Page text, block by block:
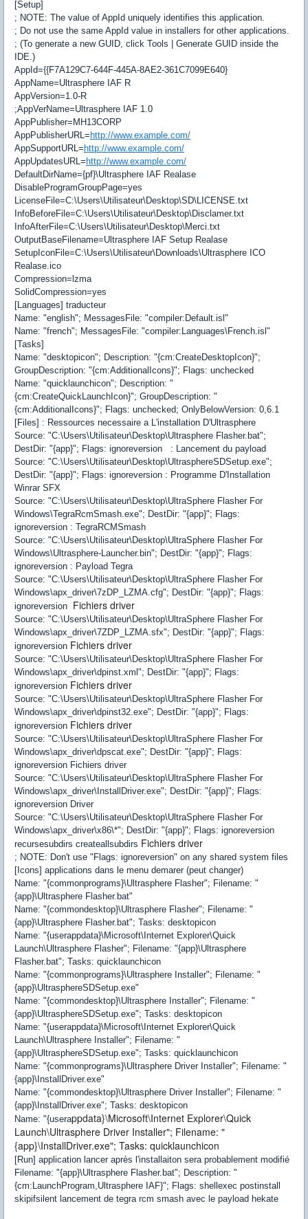
[Setup]
; NOTE: The value of AppId uniquely identifies this application.
; Do not use the same AppId value in installers for other applications.
; (To generate a new GUID, click Tools | Generate GUID inside the
IDE.)
AppId={{F7A129C7-644F-445A-8AE2-361C7099E640}
AppName=Ultrasphere IAF R
AppVersion=1.0-R
;AppVerName=Ultrasphere IAF 1.0
AppPublisher=MH13CORP
AppPublisherURL= http://www.example.com/
AppSupportURL= http://www.example.com/
AppUpdatesURL= http://www.example.com/
DefaultDirName={pf}\Ultrasphere IAF Realase
DisableProgramGroupPage=yes
LicenseFile=C:\Users\Utilisateur\Desktop\SD\LICENSE.txt
InfoBeforeFile=C:\Users\Utilisateur\Desktop\Disclamer.txt
InfoAfterFile=C:\Users\Utilisateur\Desktop\Merci.txt
OutputBaseFilename=Ultrasphere IAF Setup Realase
SetupIconFile=C:\Users\Utilisateur\Downloads\Ultrasphere ICO
Realase.ico
Compression=lzma
SolidCompression=yes
[Languages] traducteur
Name: "english"; MessagesFile: "compiler:Default.isl"
Name: "french"; MessagesFile: "compiler:Languages\French.isl"
[Tasks]
Name: "desktopicon"; Description: "{cm:CreateDesktopIcon}";
GroupDescription: "{cm:AdditionalIcons}"; Flags: unchecked
Name: "quicklaunchicon"; Description: "
{cm:CreateQuickLaunchIcon}"; GroupDescription: "
{cm:AdditionalIcons}"; Flags: unchecked; OnlyBelowVersion: 0,6.1
[Files] : Ressources necessaire a L'installation D'Ultrasphere
Source: "C:\Users\Utilisateur\Desktop\Ultrasphere Flasher.bat";
DestDir: "{app}"; Flags: ignoreversion : Lancement du payload
Source: "C:\Users\Utilisateur\Desktop\UltrasphereSDSetup.exe";
DestDir: "{app}"; Flags: ignoreversion : Programme D'Installation
Winrar SFX
Source: "C:\Users\Utilisateur\Desktop\UltraSphere Flasher For
Windows\TegraRcmSmash.exe"; DestDir: "{app}"; Flags:
ignoreversion : TegraRCMSmash
Source: "C:\Users\Utilisateur\Desktop\UltraSphere Flasher For
Windows\Ultrasphere-Launcher.bin"; DestDir: "{app}"; Flags:
ignoreversion : Payload Tegra
Source: "C:\Users\Utilisateur\Desktop\UltraSphere Flasher For
Windows\apx_driver\7zDP_LZMA.cfg"; DestDir: "{app}"; Flags:
ignoreversion Fichiers driver
Source: "C:\Users\Utilisateur\Desktop\UltraSphere Flasher For
Windows\apx_driver\7ZDP_LZMA.sfx"; DestDir: "{app}"; Flags:
ignoreversion Fichiers driver
Source: "C:\Users\Utilisateur\Desktop\UltraSphere Flasher For
Windows\apx_driver\dpinst.xml"; DestDir: "{app}"; Flags:
ignoreversion Fichiers driver
Source: "C:\Users\Utilisateur\Desktop\UltraSphere Flasher For
Windows\apx_driver\dpinst32.exe"; DestDir: "{app}"; Flags:
ignoreversion Fichiers driver
Source: "C:\Users\Utilisateur\Desktop\UltraSphere Flasher For
Windows\apx_driver\dpscat.exe"; DestDir: "{app}"; Flags:
ignoreversion Fichiers driver
Source: "C:\Users\Utilisateur\Desktop\UltraSphere Flasher For
Windows\apx_driver\InstallDriver.exe"; DestDir: "{app}"; Flags:
ignoreversion Driver
Source: "C:\Users\Utilisateur\Desktop\UltraSphere Flasher For
Windows\apx_driver\x86\*"; DestDir: "{app}"; Flags: ignoreversion
recursesubdirs createallsubdirs Fichiers driver
; NOTE: Don't use "Flags: ignoreversion" on any shared system files
[Icons] applications dans le menu demarer (peut changer)
Name: "{commonprograms}\Ultrasphere Flasher"; Filename: "
{app}\Ultrasphere Flasher.bat"
Name: "{commondesktop}\Ultrasphere Flasher"; Filename: "
{app}\Ultrasphere Flasher.bat"; Tasks: desktopicon
Name: "{userappdata}\Microsoft\Internet Explorer\Quick
Launch\Ultrasphere Flasher"; Filename: "{app}\Ultrasphere
Flasher.bat"; Tasks: quicklaunchicon
Name: "{commonprograms}\Ultrasphere Installer"; Filename: "
{app}\UltrasphereSDSetup.exe"
Name: "{commondesktop}\Ultrasphere Installer"; Filename: "
{app}\UltrasphereSDSetup.exe"; Tasks: desktopicon
Name: "{userappdata}\Microsoft\Internet Explorer\Quick
Launch\Ultrasphere Installer"; Filename: "
{app}\UltrasphereSDSetup.exe"; Tasks: quicklaunchicon
Name: "{commonprograms}\Ultrasphere Driver Installer"; Filename: "
{app}\InstallDriver.exe"
Name: "{commondesktop}\Ultrasphere Driver Installer"; Filename: "
{app}\InstallDriver.exe"; Tasks: desktopicon
Name: "{userappdata}\Microsoft\Internet Explorer\Quick
Launch\Ultrasphere Driver Installer"; Filename: "
{app}\InstallDriver.exe"; Tasks: quicklaunchicon
[Run] application lancer après l'installaiton sera probablement modifié
Filename: "{app}\Ultrasphere Flasher.bat"; Description: "
{cm:LaunchProgram,Ultrasphere IAF}"; Flags: shellexec postinstall
skipifsilent lancement de tegra rcm smash avec le payload hekate